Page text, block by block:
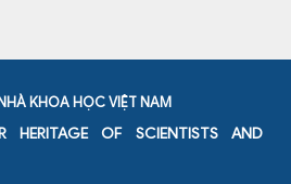
KHOA HỌC VIỆT NAM
HERITAGE OF SCIENTISTS AND